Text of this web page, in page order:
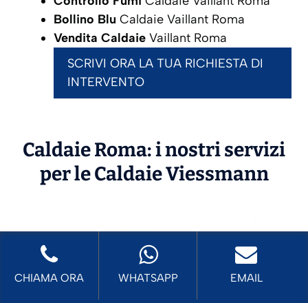
Bollino Blu Caldaie Vaillant Roma
Vendita Caldaie Vaillant Roma
SCRIVI ORA LA TUA RICHIESTA DI
INTERVENTO
Caldaie Roma: i nostri servizi
per le CaldaieViessmann
CHIAMA ORA WHATSAPP EMAIL